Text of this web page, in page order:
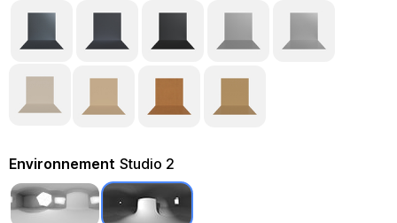
Environnement Studio 2